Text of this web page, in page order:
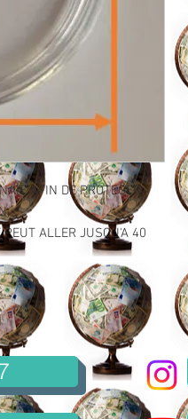
AFIN DE PROTEGER
PEUT ALLER JUSQU'A 40